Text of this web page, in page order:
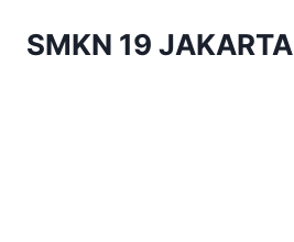
SMKN 19 JAKARTA